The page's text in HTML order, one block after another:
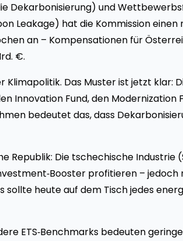
Dekarbonisierung) und
Leakage) hat die Kommission
an – Kompensationen für
€.
Klimapolitik. Das Muster ist jetzt klar:
Innovation Fund, den Modernization
bedeutet das, dass
Republik: Die tschechische
profitieren –
sollte heute auf dem Tisch jedes
ETS‑Benchmarks bedeuten